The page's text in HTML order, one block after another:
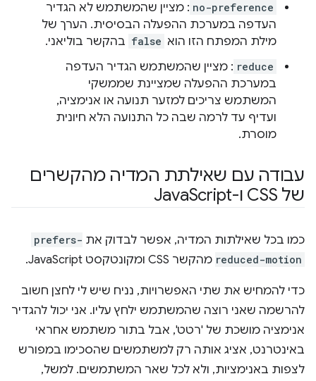
no-preference : מציין שהמשתמש לא הגדיר
העדפה במערכת ההפעלה הבסיסית. הערך של
מילת המפתח הזו הוא false בהקשר בוליאני.
reduce : מציין שהמשתמש הגדיר העדפה
במערכת ההפעלה שמציינת שממשקי
המשתמש צריכים למזער תנועה או אנימציה,
ועדיף עד לרמה שבה כל התנועה הלא חיונית
מוסרת.
עבודה עם שאילתת המדיה מהקשרים
של CSS ו-Java
Script
כמו בכל שאילתות המדיה, אפשר לבדוק את prefers-
reduced-motion מהקשר CSS ומקונטקסט JavaScript.
כדי להמחיש את שתי האפשרויות, נניח שיש לי לחצן חשוב
להרשמה שאני רוצה שהמשתמש ילחץ עליו. אני יכול להגדיר
אנימציה מושכת של 'רטט', אבל בתור משתמש אחראי
באינטרנט, אציג אותה רק למשתמשים שהסכימו במפורש
לצפות באנימציות, ולא לכל שאר המשתמשים. למשל,